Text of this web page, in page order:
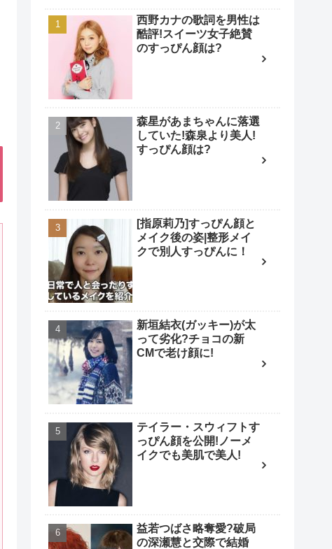
西野カナの歌詞を男性は
酷評!スイーツ女子絶賛
のすっぴん顔は?
森星があまちゃんに落選
していた!森泉より美人!
すっぴん顔は?
[指原莉乃]すっぴん顔と
メイク後の姿|整形メイ
クで別人すっぴんに！
新垣結衣(ガッキー)が太
って劣化?チョコの新
CMで老け顔に!
テイラー・スウィフトす
っぴん顔を公開!ノーメ
イクでも美肌で美人!
益若つばさ略奪愛?破局
の深瀬慧と交際で結婚